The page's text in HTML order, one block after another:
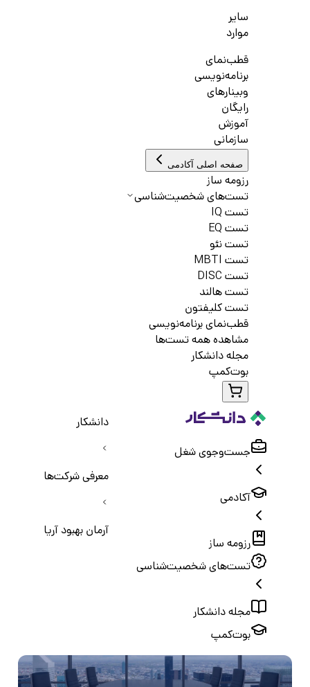
سایر
موارد
قطب‌نمای
برنامه‌نویسی
وبینارهای
رایگان
آموزش
سازمانی
صفحه اصلی آکادمی
رزومه ساز
تست‌های شخصیت‌شناسی
تست IQ
تست EQ
تست نئو
تست MBTI
تست DISC
تست هالند
تست کلیفتون
قطب‌نمای برنامه‌نویسی
مشاهده همه تست‌ها
مجله دانشکار
بوت‌کمپ
جست‌و‌جوی شغل
آکادمی
رزومه ساز
تست‌های شخصیت‌شناسی
مجله دانشکار
بوت‌کمپ
دانشکار
معرفی شرکت‌ها
آرمان بهبود آریا